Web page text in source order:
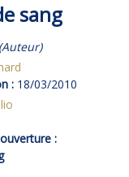
sang
(Auteur)
: 18/03/2010
: